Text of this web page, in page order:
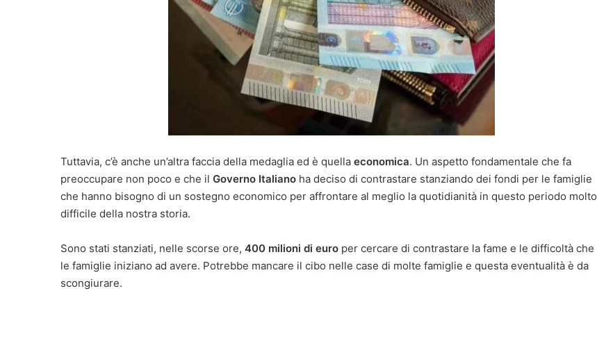
Tuttavia, c’è anche un’altra faccia della medaglia ed è quella economica. Un aspetto fondamentale che fa
preoccupare non poco e che il Governo Italiano ha deciso di contrastare stanziando dei fondi per le famiglie
che hanno bisogno di un sostegno economico per affrontare al meglio la quotidianità in questo periodo molto
difficile della nostra storia.
Sono stati stanziati, nelle scorse ore, 400 milioni di euro per cercare di contrastare la fame e le difficoltà che
le famiglie iniziano ad avere. Potrebbe mancare il cibo nelle case di molte famiglie e questa eventualità è da
scongiurare.